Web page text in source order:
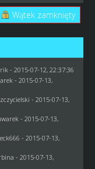
Wątek zamknięty
- 2015-07-12, 22:37:36
- 2015-07-13,
- 2015-07-13,
- 2015-07-13,
- 2015-07-13,
- 2015-07-13,